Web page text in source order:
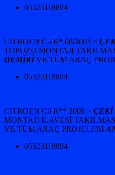
05323118894
CITROEN C5 R* 08/2003 >
TOPUZU MONTAJI
DEMİRİVE TÜM ARAÇ
05323118894
CITROEN C5 R** 2008 > ÇEKİ
MONTAJI İLAVESİ
VE TÜM ARAÇ PROJELERİ
05323118894